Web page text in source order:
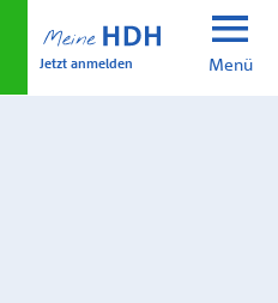
Jetzt anmelden Menü